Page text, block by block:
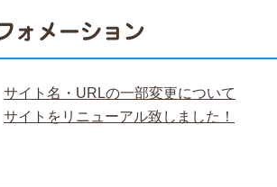
ォメーション
サイト名・URLの一部変更について
サイトをリニューアル致しました！